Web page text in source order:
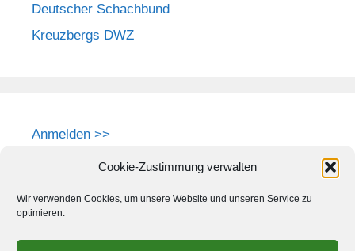
Cookie-Zustimmung verwalten
Wir verwenden Cookies, um unsere Website und unseren Service zu
optimieren.
Deutscher Schachbund
Kreuzbergs DWZ
Anmelden >>